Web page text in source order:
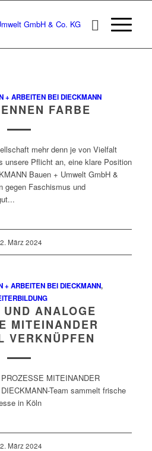
+ ARBEITEN BEI DIECKMANN
FARBE
mehr denn je von Vielfalt
unsere Pflicht an, eine klare Position
Bauen + Umwelt GmbH &
gegen Faschismus und
März 2024
+ ARBEITEN BEI DIECKMANN,
ANALOGE
MITEINANDER
VERKNÜPFEN
MITEINANDER
Team sammelt frische
in Köln
März 2024